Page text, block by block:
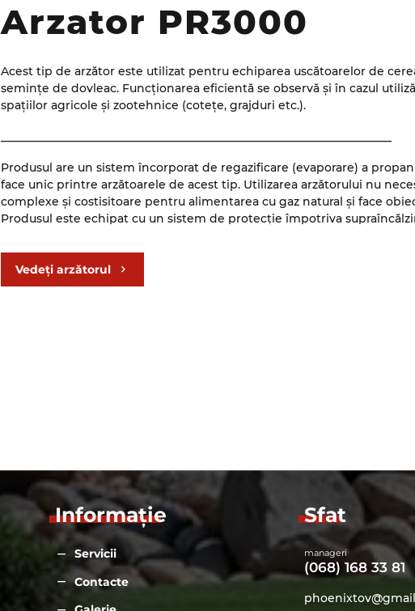
Arzator PR3000
Acest tip de arzător este utilizat pentru echiparea uscătoarelor de
semințe de dovleac. Funcționarea eficientă se observă și în cazul
spațiilor agricole și zootehnice (cotețe, grajduri etc.).
Produsul are un sistem încorporat de regazificare (evaporare) a
face unic printre arzătoarele de acest tip. Utilizarea arzătorului nu
complexe și costisitoare pentru alimentarea cu gaz natural și face
Produsul este echipat cu un sistem de protecție împotriva
___________________________________________________________________
Vedeți arzătorul
Informație
Servicii
Contacte
Sfat
manageri
(068) 168 33 81